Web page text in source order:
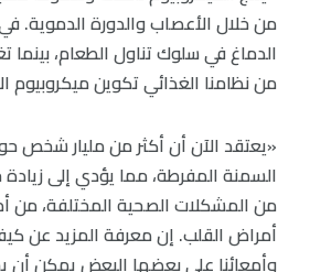
من خلال الأعصاب والدورة الدموية.
الدماغ في سلوك تناول الطعام، بينما
من نظامنا الغذائي تكوين ميكروبيوم
«يعتقد الآن أن أكثر من مليار شخص
السمنة المفرطة، مما يؤدي إلى زيادة
من المشكلات الصحية المختلفة، من
أمراض القلب. إن معرفة المزيد عن
وأمعائنا على بعضها البعض يمكن أن